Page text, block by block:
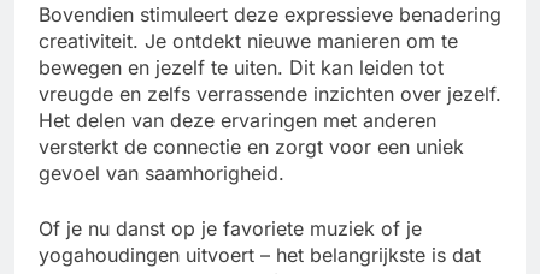
Bovendien stimuleert deze expressieve benadering
creativiteit. Je ontdekt nieuwe manieren om te
bewegen en jezelf te uiten. Dit kan leiden tot
vreugde en zelfs verrassende inzichten over jezelf.
Het delen van deze ervaringen met anderen
versterkt de connectie en zorgt voor een uniek
gevoel van saamhorigheid.
Of je nu danst op je favoriete muziek of je
yogahoudingen uitvoert – het belangrijkste is dat